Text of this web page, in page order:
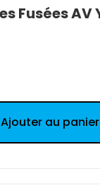
Ajouter au panier